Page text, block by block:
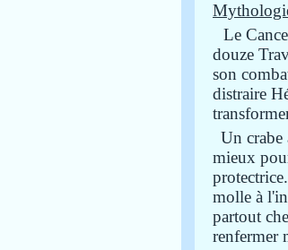
Le
douze
son
distraire
Un crabe
mieux
molle à
partout
renfermer